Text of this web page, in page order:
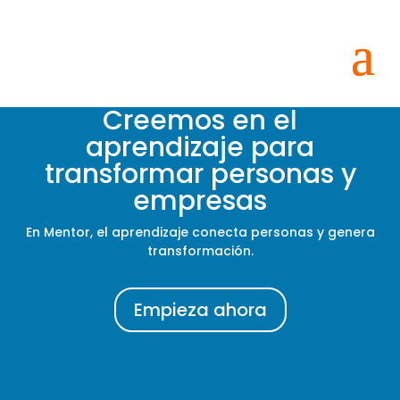
Creemos en el
aprendizaje para
transformar personas y
empresas
En Mentor, el aprendizaje conecta personas y genera
transformación.
Empieza ahora